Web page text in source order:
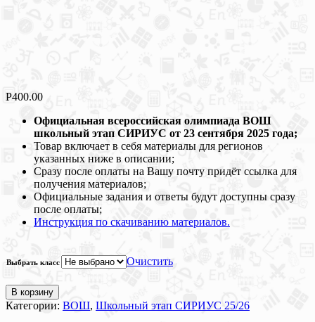
Р400.00
Официальная всероссийская олимпиада ВОШ
школьный этап СИРИУС от 23 сентября 2025 года;
Товар включает в себя материалы для регионов
указанных ниже в описании;
Сразу после оплаты на Вашу почту придёт ссылка для
получения материалов;
Официальные задания и ответы будут доступны сразу
после оплаты;
Инструкция по скачиванию материалов.
Выбрать класс Очистить
В корзину
Категории: ВОШ, Школьный этап СИРИУС 25/26